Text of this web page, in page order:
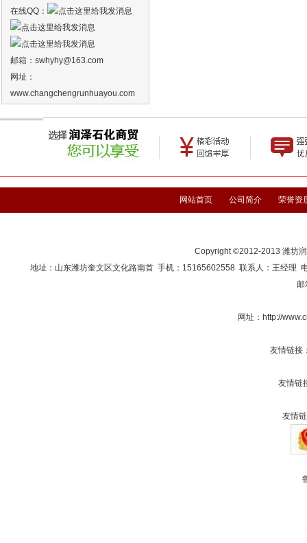
在线QQ：
邮箱： swhyhy@163.com
网址：
www.changchengrunhuayou.com
网站首页 公司简介 荣誉资
Copyright ©2012-2013 潍坊
地址：山东潍坊奎文区文化路南首 手机：15165602558 联系人：王经理
邮
网址： http://
友情链接
友情链
友情